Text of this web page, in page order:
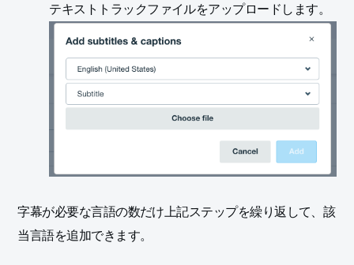
テキストトラックファイルをアップロードします。
字幕が必要な言語の数だけ上記ステップを繰り返して、該
当言語を追加できます。